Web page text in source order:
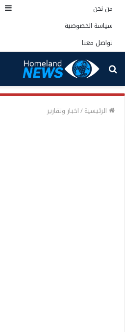
من نحن
سياسة الخصوصية
تواصل معنا
بحث
عن
الرئيسية/اخبار وتقارير